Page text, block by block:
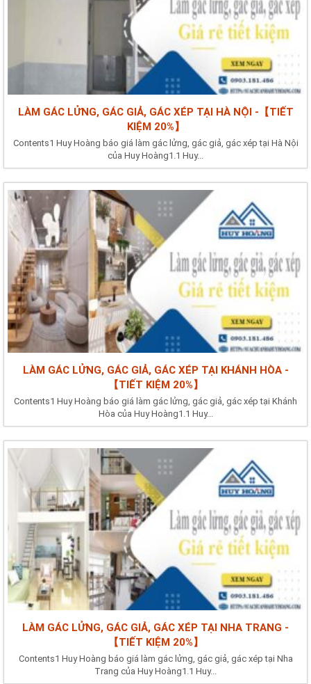
LÀM GÁC LỬNG, GÁC GIẢ, GÁC XÉP TẠI HÀ NỘI -【TIẾT
KIỆM 20%】
Contents1 Huy Hoàng báo giá làm gác lửng, gác giả, gác xép tại Hà Nội
của Huy Hoàng1.1 Huy...
LÀM GÁC LỬNG, GÁC GIẢ, GÁC XÉP TẠI KHÁNH HÒA -
【TIẾT KIỆM 20%】
Contents1 Huy Hoàng báo giá làm gác lửng, gác giả, gác xép tại Khánh
Hòa của Huy Hoàng1.1 Huy...
LÀM GÁC LỬNG, GÁC GIẢ, GÁC XÉP TẠI NHA TRANG -
【TIẾT KIỆM 20%】
Contents1 Huy Hoàng báo giá làm gác lửng, gác giả, gác xép tại Nha
Trang của Huy Hoàng1.1 Huy...